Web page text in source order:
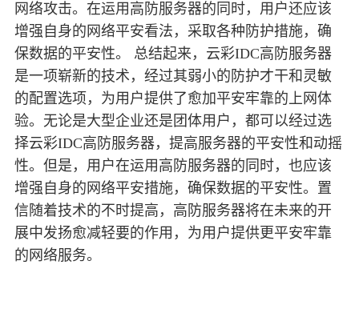
网络攻击。在运用高防服务器的同时，用户还应该
增强自身的网络平安看法，采取各种防护措施，确
保数据的平安性。 总结起来，云彩IDC高防服务器
是一项崭新的技术，经过其弱小的防护才干和灵敏
的配置选项，为用户提供了愈加平安牢靠的上网体
验。无论是大型企业还是团体用户，都可以经过选
择云彩IDC高防服务器，提高服务器的平安性和动摇
性。但是，用户在运用高防服务器的同时，也应该
增强自身的网络平安措施，确保数据的平安性。置
信随着技术的不时提高，高防服务器将在未来的开
展中发扬愈减轻要的作用，为用户提供更平安牢靠
的网络服务。